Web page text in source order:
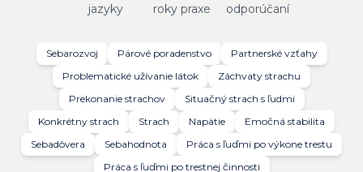
jazyky roky praxe odporúčaní
Sebarozvoj Párové poradenstvo
Partnerské vzťahy
Problematické užívanie látok
Záchvaty strachu
Prekonanie strachov
Situačný strach s ľudmi
Konkrétny strach
Strach Napätie
Emočná stabilita
Sebadôvera
Sebahodnota
Práca s ľuďmi po výkone trestu
Práca s ľuďmi po trestnej činnosti